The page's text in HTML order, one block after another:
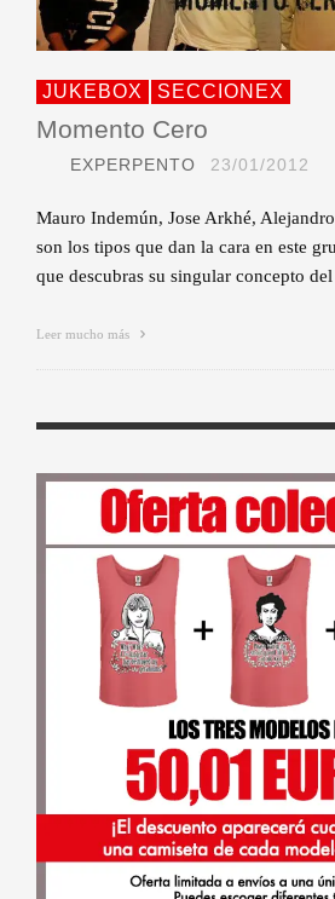
JUKEBOX SECCIONEX
Momento Cero
EXPERPENTO 23/01/2012
Mauro Indemún, Jose Arkhé,
son los tipos que dan la cara en este
que descubras su singular concepto
Leer mucho más